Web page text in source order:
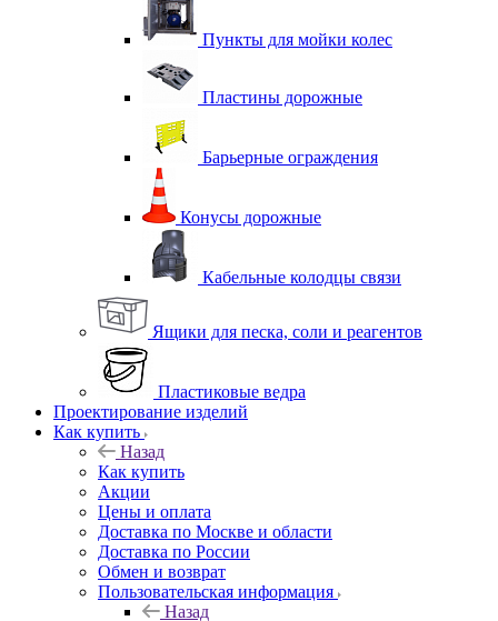
Пункты для мойки колес
Пластины дорожные
Барьерные ограждения
Конусы дорожные
Кабельные колодцы связи
Ящики для песка, соли и реагентов
Пластиковые ведра
Проектирование изделий
Как купить
Назад
Как купить
Акции
Цены и оплата
Доставка по Москве и области
Доставка по России
Обмен и возврат
Пользовательская информация
Назад